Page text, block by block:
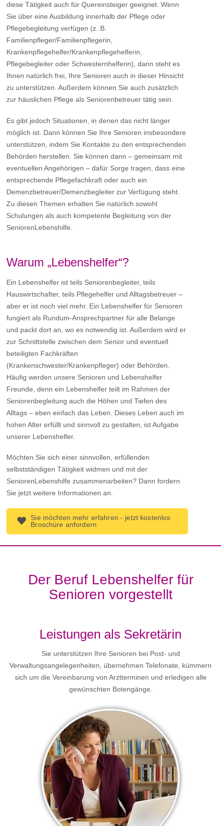
diese Tätigkeit auch für Quereinsteiger geeignet. Wenn
Sie über eine Ausbildung innerhalb der Pflege oder
Pflegebegleitung verfügen (z. B.
Familienpfleger/Familienpflegerin,
Krankenpflegehelfer/Krankenpflegehelferin,
Pflegebegleiter oder Schwesternhelferin), dann steht es
Ihnen natürlich frei, Ihre Senioren auch in dieser Hinsicht
zu unterstützen. Außerdem können Sie auch zusätzlich
zur häuslichen Pflege als Seniorenbetreuer tätig sein.
Es gibt jedoch Situationen, in denen das nicht länger
möglich ist. Dann können Sie Ihre Senioren insbesondere
unterstützen, indem Sie Kontakte zu den entsprechenden
Behörden herstellen. Sie können dann – gemeinsam mit
eventuellen Angehörigen – dafür Sorge tragen, dass eine
entsprechende Pflegefachkraft oder auch ein
Demenzbetreuer/Demenzbegleiter zur Verfügung steht.
Zu diesen Themen erhalten Sie natürlich sowohl
Schulungen als auch kompetente Begleitung von der
SeniorenLebenshilfe.
Warum „Lebenshelfer“?
Ein Lebenshelfer ist teils Seniorenbegleiter, teils
Hauswirtschafter, teils Pflegehelfer und Alltagsbetreuer –
aber er ist noch viel mehr. Ein Lebenshelfer für Senioren
fungiert als Rundum-Ansprechpartner für alle Belange
und packt dort an, wo es notwendig ist. Außerdem wird er
zur Schnittstelle zwischen dem Senior und eventuell
beteiligten Fachkräften
(Krankenschwester/Krankenpfleger) oder Behörden.
Häufig werden unsere Senioren und Lebenshelfer
Freunde, denn ein Lebenshelfer teilt im Rahmen der
Seniorenbegleitung auch die Höhen und Tiefen des
Alltags – eben einfach das Leben. Dieses Leben auch im
hohen Alter erfüllt und sinnvoll zu gestalten, ist Aufgabe
unserer Lebenshelfer.
Möchten Sie sich einer sinnvollen, erfüllenden
selbstständigen Tätigkeit widmen und mit der
SeniorenLebenshilfe zusammenarbeiten? Dann fordern
Sie jetzt weitere Informationen an.
Sie möchten mehr erfahren - jetzt kostenlos
Broschüre anfordern
Der Beruf Lebenshelfer für
Senioren vorgestellt
Leistungen als Sekretärin
Sie unterstützen Ihre Senioren bei Post- und
Verwaltungsangelegenheiten, übernehmen Telefonate, kümmern
sich um die Vereinbarung von Arztterminen und erledigen alle
gewünschten Botengänge.